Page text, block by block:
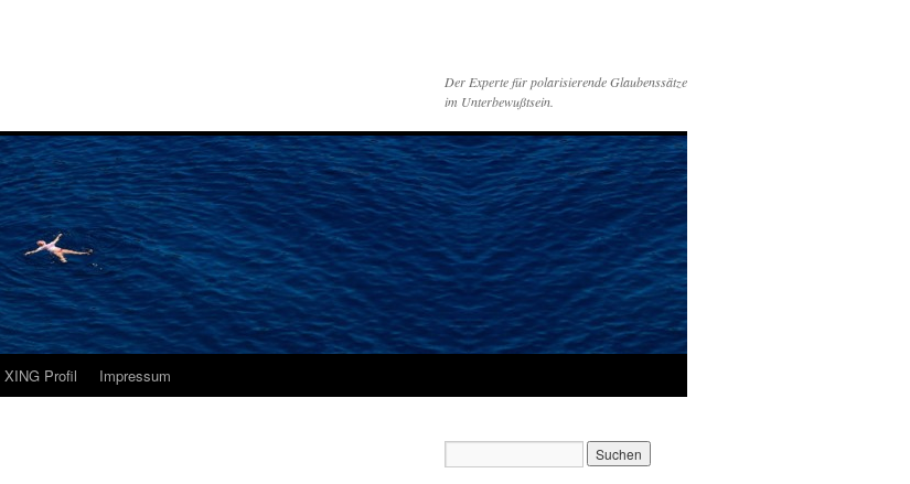
Der Experte für polarisierende Glaubenssätze
im Unterbewußtsein.
XING Profil Impressum